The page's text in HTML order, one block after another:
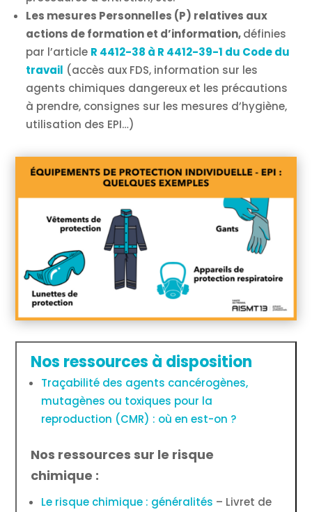
Les mesures Personnelles (P) relatives aux
actions de formation et d’information,définies
par l’article R 4412-38 à R 4412-39-1 du Code du
travail (accès aux FDS, information sur les
agents chimiques dangereux et les précautions
à prendre, consignes sur les mesures d’hygiène,
utilisation des EPI…)
Nos ressources à disposition
Traçabilité des agents cancérogènes,
mutagènes ou toxiques pour la
reproduction (CMR) : où en est-on ?
Nos ressources sur le risque
chimique :
Le risque chimique : généralités – Livret de